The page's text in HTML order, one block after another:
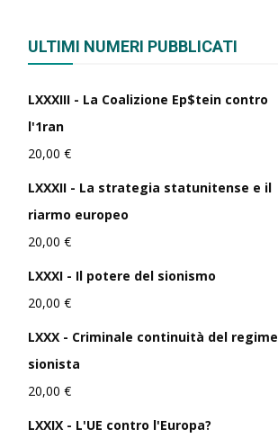
ULTIMI NUMERI PUBBLICATI
LXXXIII - La Coalizione Ep$tein contro
l'1ran
20,00 €
LXXXII - La strategia statunitense e il
riarmo europeo
20,00 €
LXXXI - Il potere del sionismo
20,00 €
LXXX - Criminale continuità del regime
sionista
20,00 €
LXXIX - L'UE contro l'Europa?